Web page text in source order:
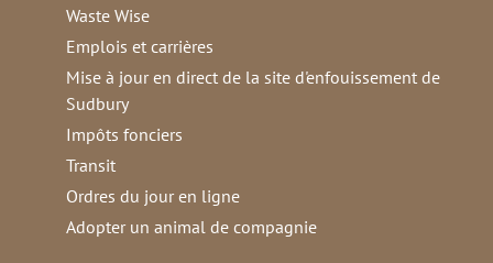
Waste Wise
Emplois et carrières
Mise à jour en direct de la site d'enfouissement de
Sudbury
Impôts fonciers
Transit
Ordres du jour en ligne
Adopter un animal de compagnie